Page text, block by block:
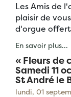
Les Amis de
plaisir de
d'orgue
En savoir plus...
« Fleurs de
Samedi 11
St André le
lundi, 01